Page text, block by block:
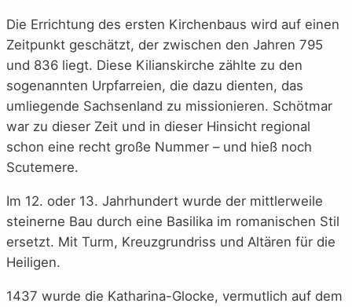
Die Errichtung des ersten Kirchenbaus wird auf einen
Zeitpunkt geschätzt, der zwischen den Jahren 795
und 836 liegt. Diese Kilianskirche zählte zu den
sogenannten Urpfarreien, die dazu dienten, das
umliegende Sachsenland zu missionieren. Schötmar
war zu dieser Zeit und in dieser Hinsicht regional
schon eine recht große Nummer – und hieß noch
Scutemere.
Im 12. oder 13. Jahrhundert wurde der mittlerweile
steinerne Bau durch eine Basilika im romanischen Stil
ersetzt. Mit Turm, Kreuzgrundriss und Altären für die
Heiligen.
1437 wurde die Katharina-Glocke, vermutlich auf dem